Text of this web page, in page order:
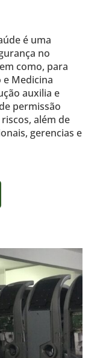
é uma
no
como, para
e Medicina
auxilia e
permissão
além de
gerencias e